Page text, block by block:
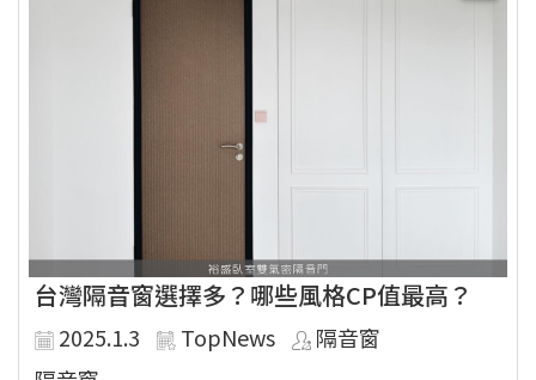
台灣隔音窗選擇多？哪些風格CP值最高？
2025.1.3 TopNews
隔音窗